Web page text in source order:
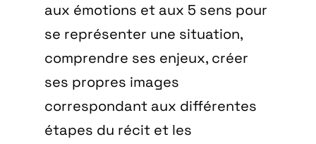
aux émotions et aux 5 sens pour
se représenter une situation,
comprendre ses enjeux, créer
ses propres images
correspondant aux différentes
étapes du récit et les